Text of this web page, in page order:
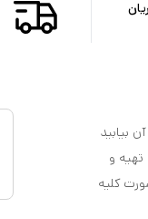
بیابید
تهیه و
کلیه